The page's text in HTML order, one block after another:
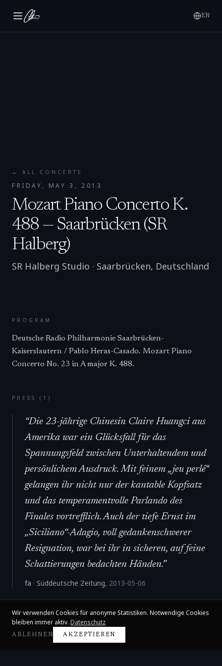
EN
← ALL CONCERTS
FRIDAY, MAY 3, 2013
Mozart Piano Concerto K.
488 — Saarbrücken (SR
Halberg)
SR Halberg Studio · Saarbrücken, Deutschland
PROGRAM
Deutsche Radio Philharmonie Saarbrücken-
Kaiserslautern / Pablo Heras-Casado. Mozart Piano
Concerto No. 23 in A major K. 488.
PRESS ( 1 )
“Die 23-jährige Chinesin Claire Huangci aus
Amerika war ein Glücksfall für das
Spannungsfeld zwischen Unterhaltendem und
persönlichem Ausdruck. Mit feinem „jeu perlé“
gelangen ihr nicht nur der kantable Kopfsatz
und das temperamentvolle Parlando des
Finales vortrefflich. Auch der tiefe Ernst im
„Siciliano“-Adagio, voll gedankenschwerer
Resignation, war bei ihr in sicheren, auf feine
Schattierungen bedachten Händen.”
fa · Süddeutsche Zeitung, 2013-05-06
Wir verwenden Cookies für anonyme Statistiken. Notwendige Cookies
bleiben immer aktiv. Datenschutz
ABLEHNEN AKZEPTIEREN